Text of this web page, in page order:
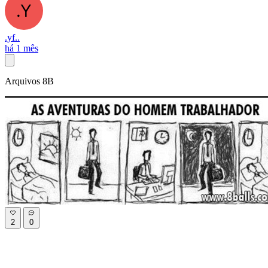
.yf..
há 1 mês
Arquivos 8B
2 0